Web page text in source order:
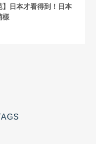
】日本才看得到！日本
樣